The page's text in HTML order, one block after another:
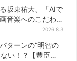
帰ってください」
坂東祐大、「AIで
音楽へのこだわ
2026.8.3
ターンの“明智の
い！？【豊臣兄